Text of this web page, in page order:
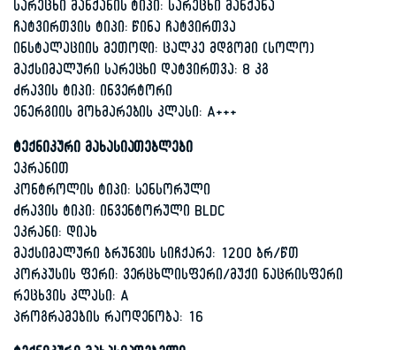
სარეცხი მანქანის ტიპი: სარეცხი მანქანა
ჩატვირთვის ტიპი: წინა ჩატვირთვა
ინსტალაციის მეთოდი: ცალკე მდგომი (სოლო)
მაქსიმალური სარეცხი დატვირთვა: 8 კგ
ძრავის ტიპი: ინვერტორი
ენერგიის მოხმარების კლასი: A+++
ტექნიკური მახასიათებლები
ეკრანით
კონტროლის ტიპი: სენსორული
ძრავის ტიპი: ინვენტორული BLDC
ეკრანი: დიახ
მაქსიმალური ბრუნვის სიჩქარე: 1200 ბრ/წთ
კორპუსის ფერი: ვერცხლისფერი/მუქი ნაცრისფერი
რეცხვის კლასი: A
პროგრამების რაოდენობა: 16